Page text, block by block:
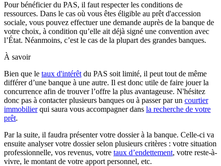
Pour bénéficier du PAS, il faut respecter les conditions de
ressources. Dans le cas où vous êtes éligible au prêt d'accession
sociale, vous pouvez effectuer une demande auprès de la banque de
votre choix, à condition qu’elle ait déjà signé une convention avec
l’État. Néanmoins, c’est le cas de la plupart des grandes banques.
À savoir
Bien que le taux d'intérêt du PAS soit limité, il peut tout de même
différer d’une banque à une autre. Il est donc utile de faire jouer la
concurrence afin de trouver l’offre la plus avantageuse. N'hésitez
donc pas à contacter plusieurs banques ou à passer par un courtier
immobilierqui saura vous accompagner dans la recherche de votre
prêt.
Par la suite, il faudra présenter votre dossier à la banque. Celle-ci va
ensuite analyser votre dossier selon plusieurs critères : votre situation
professionnelle, vos revenus, votre taux d’endettement, votre reste-à-
vivre, le montant de votre apport personnel, etc.